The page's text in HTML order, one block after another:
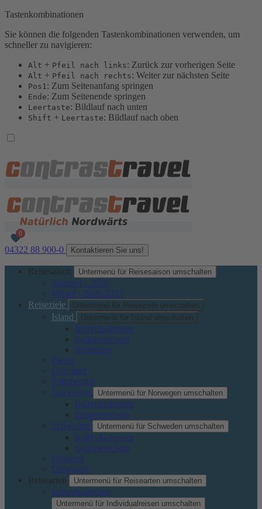
Tastenkombinationen
Sie können die folgenden Tastenkombinationen verwenden, um
schneller zu navigieren:
Alt + Pfeil nach links: Zurück zur vorherigen Seite
Alt + Pfeil nach rechts: Weiter zur nächsten Seite
Pos1: Zum Seitenanfang springen
Ende: Zum Seitenende springen
Leertaste: Bildlauf nach unten
Shift + Leertaste: Bildlauf nach oben
04322 88 900-0 Kontaktieren Sie uns!
Reisesaison Untermenü für Reisesaison umschalten
Sommer - 2026
Winter - 2026/2027
Reiseziele
Untermenü für Reiseziele umschalten
Island Untermenü für Island umschalten
Individualreisen
Gruppenreisen
Reitreisen
Färöer
Grönland
Spitzbergen
Norwegen
Untermenü für Norwegen umschalten
Individualreisen
Gruppenreisen
Schweden
Untermenü für Schweden umschalten
Individualreisen
Gruppenreisen
Finnland
Dänemark
Reisearten
Untermenü für Reisearten umschalten
Individualreisen
Untermenü für Individualreisen umschalten